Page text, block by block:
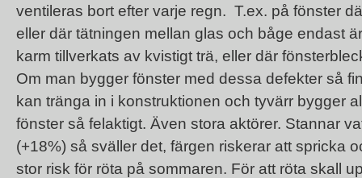
ventileras bort efter varje regn. T.ex. på fönster
eller där tätningen mellan glas och båge endast
karm tillverkats av kvistigt trä, eller där
Om man bygger fönster med dessa defekter så
kan tränga in i konstruktionen och tyvärr bygger
fönster så felaktigt. Även stora aktörer. Stannar
(+18%) så sväller det, färgen riskerar att spricka
stor risk för röta på sommaren. För att röta skall